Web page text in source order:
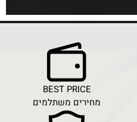
BEST PRICE
מחירים משתלמים